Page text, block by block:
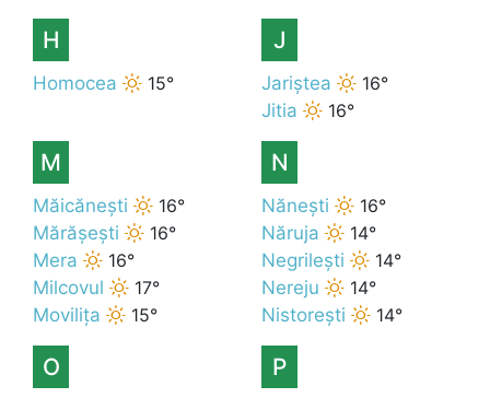
H
Homocea 15°
J
Jariștea
16°
Jitia
16°
M
Măicănești
16°
Mărășești
16°
Mera
16°
Milcovul
17°
Movilița
15°
N
Nănești
16°
Năruja
14°
Negrilești
14°
Nereju
14°
Nistorești
14°
O P